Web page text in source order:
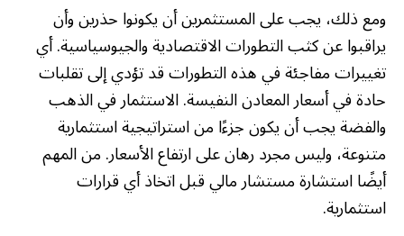
ومع ذلك، يجب على المستثمرين أن يكونوا حذرين وأن
يراقبوا عن كثب التطورات الاقتصادية والجيوسياسية. أي
تغييرات مفاجئة في هذه التطورات قد تؤدي إلى تقلبات
حادة في أسعار المعادن النفيسة. الاستثمار في الذهب
والفضة يجب أن يكون جزءًا من استراتيجية استثمارية
متنوعة، وليس مجرد رهان على ارتفاع الأسعار. من المهم
أيضًا استشارة مستشار مالي قبل اتخاذ أي قرارات
استثمارية.